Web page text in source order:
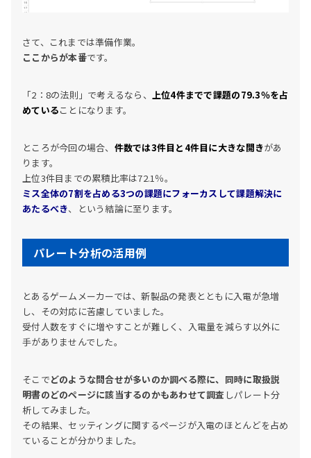
さて、これまでは準備作業。
ここからが本番です。
「2：8の法則」で考えるなら、
上位4件までで課題の79.3％を占
めていることになります。
ところが今回の場合、 件数では3件目と4件目に大きな開きがあ
ります。
上位3件目までの累積比率は72.1％。
ミス全体の7割を占める3つの課題にフォーカスして課題解決に
あたるべき、という結論に至ります。
パレート分析の活用例
とあるゲームメーカーでは、新製品の発表とともに入電が急増
し、その対応に苦慮していました。
受付人数をすぐに増やすことが難しく、入電量を減らす以外に
手がありませんでした。
そこでどのような問合せが多いのか調べる際に、同時に取扱説
明書のどのページに該当するのかもあわせて調査 しパレート分
析してみました。
その結果、セッティングに関するページが入電のほとんどを占め
ていることが分かりました。